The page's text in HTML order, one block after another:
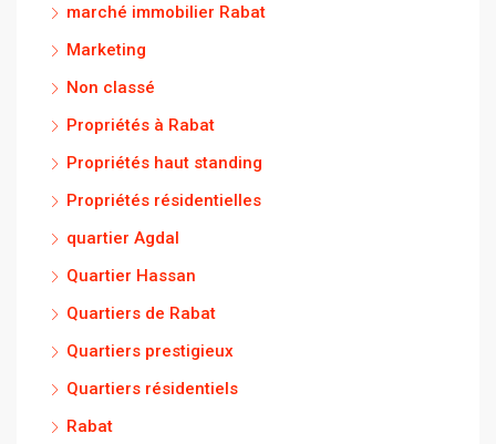
marché immobilier Rabat
Marketing
Non classé
Propriétés à Rabat
Propriétés haut standing
Propriétés résidentielles
quartier Agdal
Quartier Hassan
Quartiers de Rabat
Quartiers prestigieux
Quartiers résidentiels
Rabat